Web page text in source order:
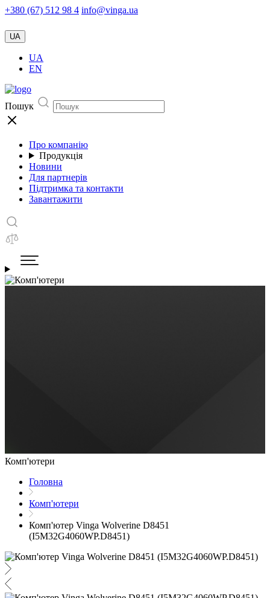
+380 (67) 512 98 4 info@vinga.ua
UA
UA
EN
Пошук
Про компанію
Продукція
Новини
Для партнерів
Підтримка та контакти
Завантажити
Комп'ютери
Головна
Комп'ютери
Комп'ютер Vinga Wolverine D8451
(I5M32G4060WP.D8451)